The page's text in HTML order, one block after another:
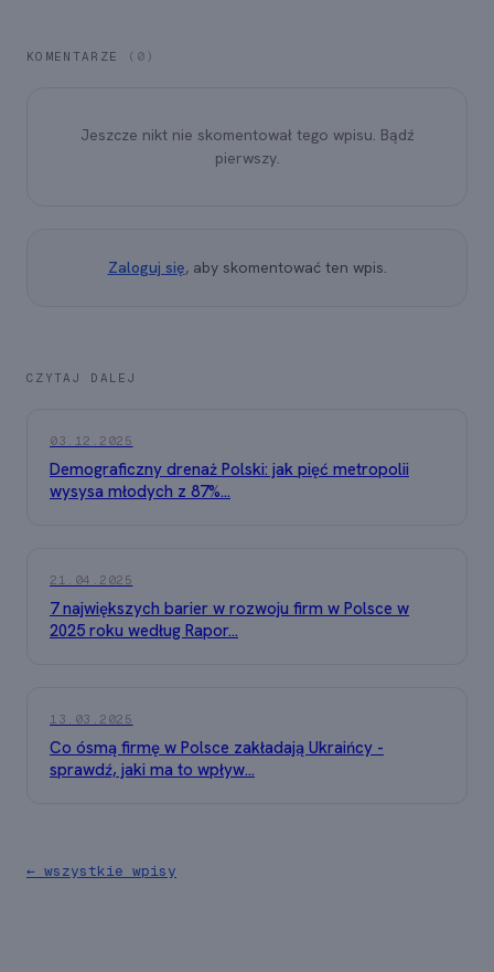
KOMENTARZE (0)
Jeszcze nikt nie skomentował tego wpisu. Bądź
pierwszy.
Zaloguj się, aby skomentować ten wpis.
CZYTAJ DALEJ
03.12.2025
Demograficzny drenaż Polski: jak pięć metropolii
wysysa młodych z 87%...
21.04.2025
7 największych barier w rozwoju firm w Polsce w
2025 roku według Rapor...
13.03.2025
Co ósmą firmę w Polsce zakładają Ukraińcy -
sprawdź, jaki ma to wpływ...
← wszystkie wpisy